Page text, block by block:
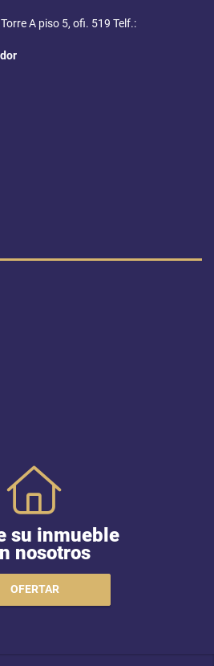
A piso 5, ofi. 519 Telf.:
su inmueble
nosotros
OFERTAR